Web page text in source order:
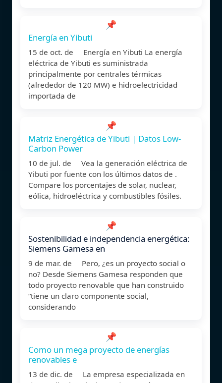
📌
Energía en Yibuti
15 de oct. de Energía en Yibuti La energía
eléctrica de Yibuti es suministrada
principalmente por centrales térmicas
(alrededor de 120 MW) e hidroelectricidad
importada de
📌
Matriz Energética de Yibuti | Datos Low-
Carbon Power
10 de jul. de Vea la generación eléctrica de
Yibuti por fuente con los últimos datos de .
Compare los porcentajes de solar, nuclear,
eólica, hidroeléctrica y combustibles fósiles.
📌
Sostenibilidad e independencia energética:
Siemens Gamesa en
9 de mar. de Pero, ¿es un proyecto social o
no? Desde Siemens Gamesa responden que
todo proyecto renovable que han construido
“tiene un claro componente social,
considerando
📌
Como un mega proyecto de energías
renovables e
13 de dic. de La empresa especializada en